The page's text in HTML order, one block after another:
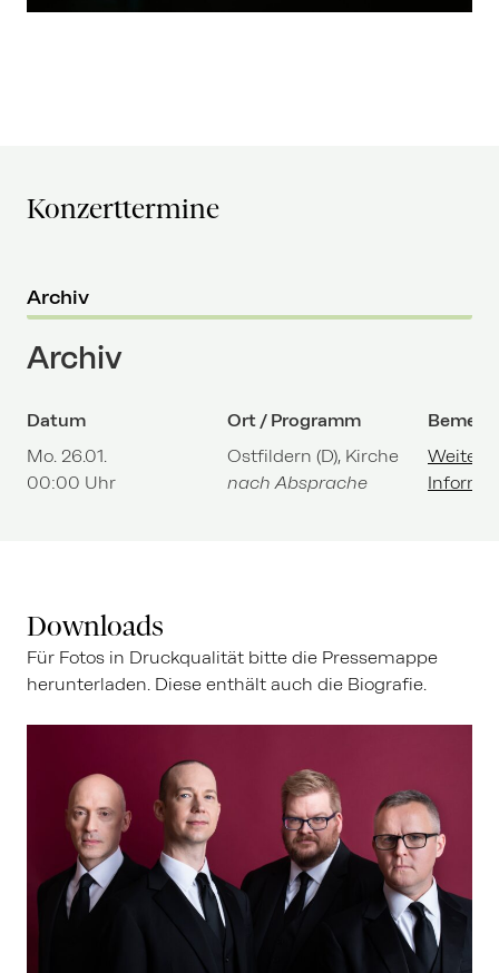
Konzerttermine
Archiv
Archiv
Datum Ort / Programm
Mo. 26.01.
00:00 Uhr
Ostfildern (D), Kirche
nach Absprache
Weitere
Downloads
Für Fotos in Druckqualität bitte die Pressemappe
herunterladen. Diese enthält auch die Biografie.